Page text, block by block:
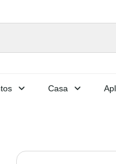
Casa